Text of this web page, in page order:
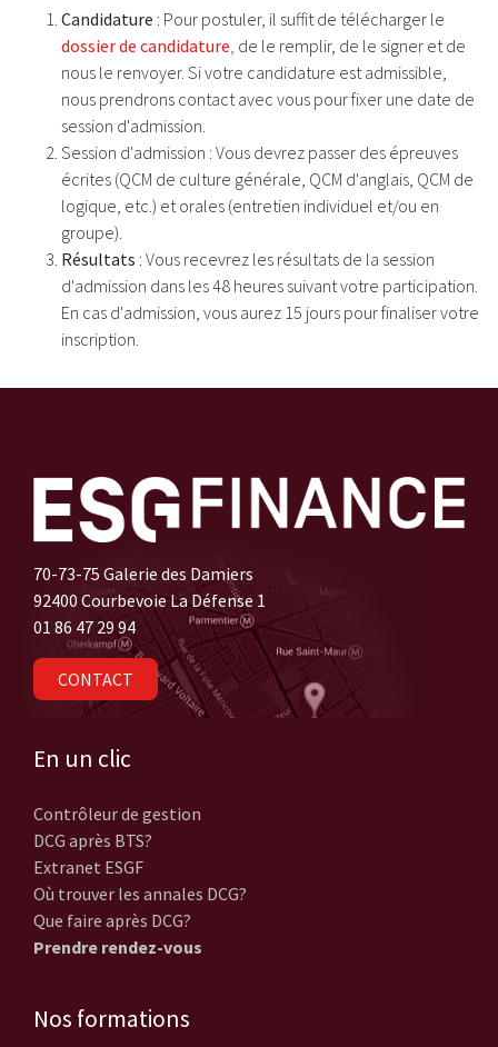
Candidature : Pour postuler, il suffit de télécharger le
dossier de candidature, de le remplir, de le signer et de
nous le renvoyer. Si votre candidature est admissible,
nous prendrons contact avec vous pour fixer une date de
session d'admission.
Session d'admission : Vous devrez passer des épreuves
écrites (QCM de culture générale, QCM d'anglais, QCM de
logique, etc.) et orales (entretien individuel et/ou en
groupe).
Résultats : Vous recevrez les résultats de la session
d'admission dans les 48 heures suivant votre participation.
En cas d'admission, vous aurez 15 jours pour finaliser votre
inscription.
70-73-75 Galerie des Damiers
92400 Courbevoie La Défense 1
01 86 47 29 94
CONTACT
En un clic
Contrôleur de gestion
DCG après BTS?
Extranet ESGF
Où trouver les annales DCG?
Que faire après DCG?
Prendre rendez-vous
Nos formations